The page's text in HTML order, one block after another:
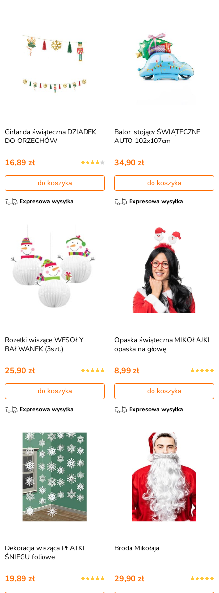
Girlanda świąteczna DZIADEK
DO ORZECHÓW
16,89 zł
do koszyka
Expresowa wysyłka
Balon stojący ŚWIĄTECZNE
AUTO 102x107cm
34,90 zł
do koszyka
Expresowa wysyłka
Rozetki wiszące WESOŁY
BAŁWANEK (3szt.)
25,90 zł
do koszyka
Expresowa wysyłka
Opaska świąteczna MIKOŁAJKI
opaska na głowę
8,99 zł
do koszyka
Expresowa wysyłka
Dekoracja wisząca PŁATKI
ŚNIEGU foliowe
19,89 zł
Broda Mikołaja
29,90 zł